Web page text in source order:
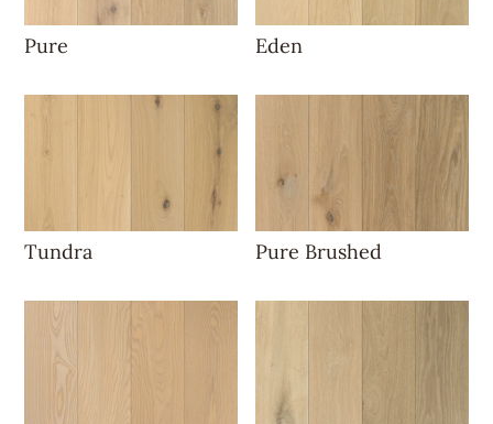
Pure Eden
Tundra Pure Brushed